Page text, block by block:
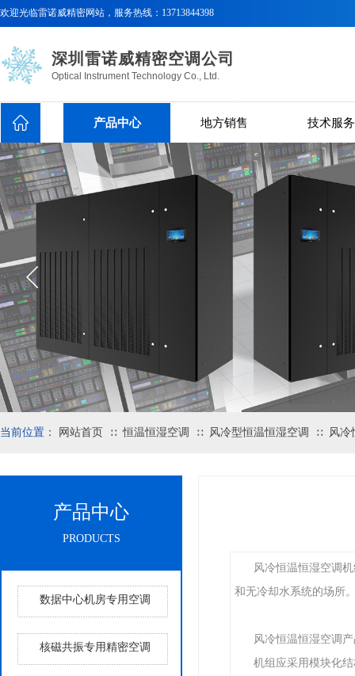
欢迎光临雷诺威精密网站，服务热线： 13713844398
深圳雷诺威精密空调公司
Optical Instrument Technology Co., Ltd.
产品中心 地方销售 技术服务
当前位置： 网站首页 ∷ 恒温恒湿空调 ∷ 风冷型恒温恒湿空调 ∷ 风冷
风冷恒温恒湿空调
和无冷却水系统的场所
风冷恒温恒湿空调
机组应采用模块化
产品中心
PRODUCTS
数据中心机房专用空调
核磁共振专用精密空调